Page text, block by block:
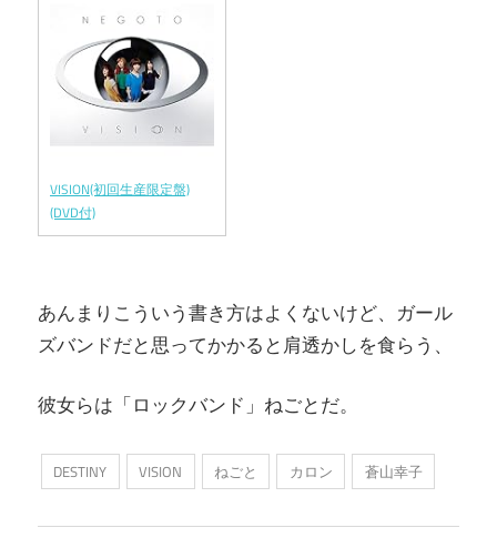
VISION(初回生産限定盤)
(DVD付)
あんまりこういう書き方はよくないけど、ガール
ズバンドだと思ってかかると肩透かしを食らう、
彼女らは「ロックバンド」ねごとだ。
DESTINY VISION ねごと カロン 蒼山幸子